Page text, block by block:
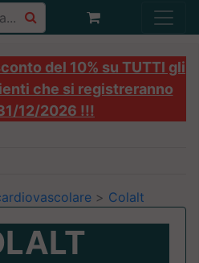
del 10% su TUTTI gli
che si registreranno
12/2026 !!!
> Colalt